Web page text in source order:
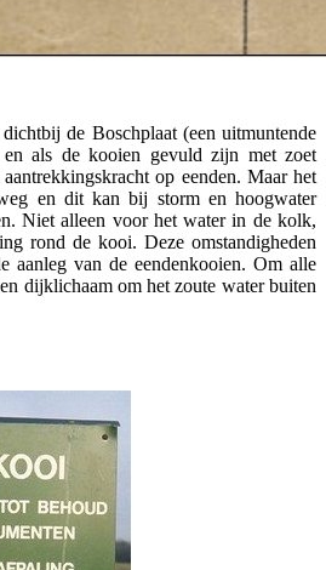
de Boschplaat (een uitmuntende
en als de kooien gevuld zijn met zoet
op eenden. Maar het
en dit kan bij storm en hoogwater
Niet alleen voor het water in de kolk,
rond de kooi. Deze omstandigheden
aanleg van de eendenkooien. Om alle
dijklichaam om het zoute water buiten